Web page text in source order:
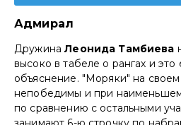
Адмирал
ДружинаЛеонида Тамбиева
высоко в табеле о рангах и это
объяснение. "Моряки" на
непобедимы и при
по сравнению с остальными